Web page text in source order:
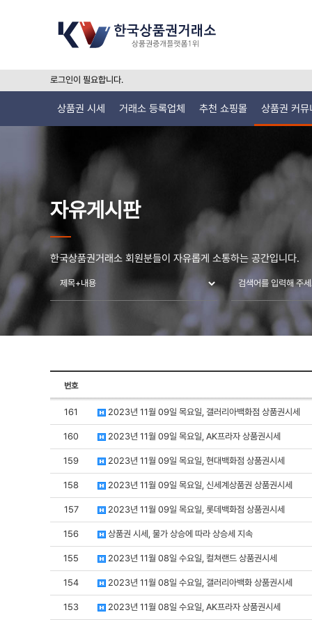
로그인이 필요합니다.
상품권 시세 거래소 등록업체 추천 쇼핑몰 상품권 커뮤
자유게시판
한국상품권거래소 회원분들이 자유롭게 소통하는 공간입니다.
번호
161 2023년 11월 09일 목요일, 갤러리아백화점 상품권시세
160 2023년 11월 09일 목요일, AK프라자 상품권시세
159 2023년 11월 09일 목요일, 현대백화점 상품권시세
158 2023년 11월 09일 목요일, 신세계상품권 상품권시세
157 2023년 11월 09일 목요일, 롯데백화점 상품권시세
156 상품권 시세, 물가 상승에 따라 상승세 지속
155 2023년 11월 08일 수요일, 컬쳐랜드 상품권시세
154 2023년 11월 08일 수요일, 갤러리아백화 상품권시세
153 2023년 11월 08일 수요일, AK프라자 상품권시세